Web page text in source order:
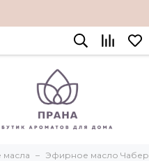
Эфирное масло Чабер